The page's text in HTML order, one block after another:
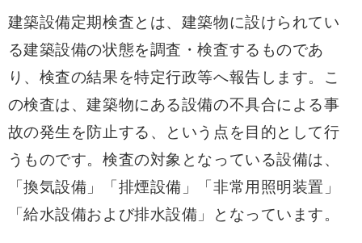
建築設備定期検査とは、建築物に設けられてい
る建築設備の状態を調査・検査するものであ
り、検査の結果を特定行政等へ報告します。こ
の検査は、建築物にある設備の不具合による事
故の発生を防止する、という点を目的として行
うものです。検査の対象となっている設備は、
「換気設備」「排煙設備」「非常用照明装置」
「給水設備および排水設備」となっています。